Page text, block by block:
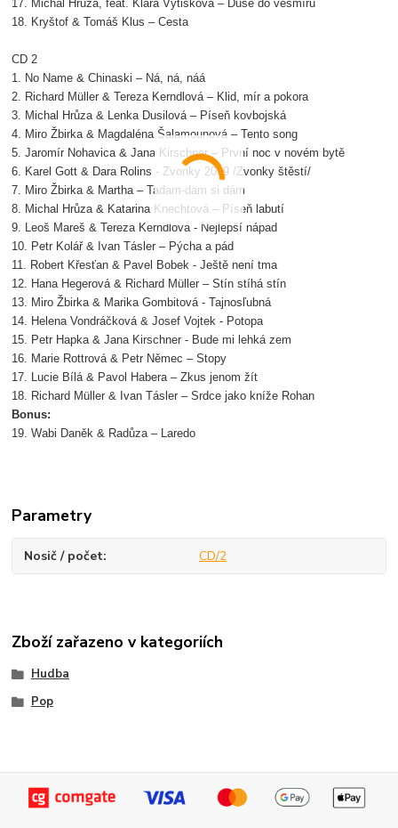
17. Michal Hrůza, feat. Klára Vytisková – Duše do vesmíru
18. Kryštof & Tomáš Klus – Cesta
CD 2
1. No Name & Chinaski – Ná, ná, náá
2. Richard Müller & Tereza Kerndlová – Klid, mír a pokora
3. Michal Hrůza & Lenka Dusilová – Píseň kovbojská
4. Miro Žbirka & Magdaléna Šalamounová – Tento song
5. Jaromír Nohavica & Jana Kirschner – První noc v novém bytě
6. Karel Gott & Dara Rolins - Zvonky 2009 /Zvonky štěstí/
7. Miro Žbirka & Martha – Tadam-dam si dám
8. Michal Hrůza & Katarina Knechtová – Píseň labutí
9. Leoš Mareš & Tereza Kerndlová - Nejlepší nápad
10. Petr Kolář & Ivan Tásler – Pýcha a pád
11. Robert Křesťan & Pavel Bobek - Ještě není tma
12. Hana Hegerová & Richard Müller – Stín stíhá stín
13. Miro Žbirka & Marika Gombitová - Tajnosľubná
14. Helena Vondráčková & Josef Vojtek - Potopa
15. Petr Hapka & Jana Kirschner - Bude mi lehká zem
16. Marie Rottrová & Petr Němec – Stopy
17. Lucie Bílá & Pavol Habera – Zkus jenom žít
18. Richard Müller & Ivan Tásler – Srdce jako kníže Rohan
Bonus:
19. Wabi Daněk & Radůza – Laredo
Parametry
Nosič / počet CD/2
Zboží zařazeno v kategoriích
Hudba
Pop